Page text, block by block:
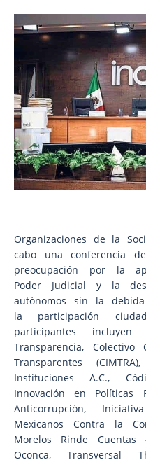
Organizaciones de la
cabo una conferencia
preocupación por la
Poder Judicial y la
autónomos sin la
la participación
participantes
Transparencia,
Transparentes
Instituciones A.C.,
Innovación en Políticas
Anticorrupción,
Mexicanos Contra la
Morelos Rinde
Oconca, Transversal